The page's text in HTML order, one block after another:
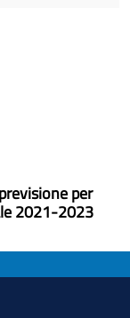
per
2021-2023